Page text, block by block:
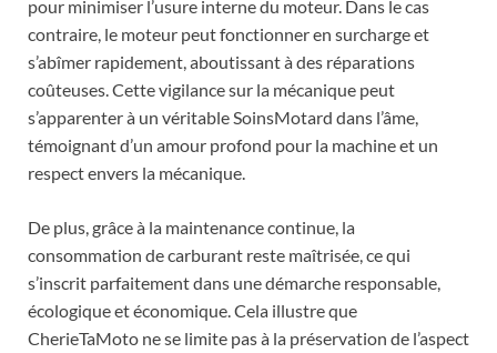
pour minimiser l’usure interne du moteur. Dans le cas
contraire, le moteur peut fonctionner en surcharge et
s’abîmer rapidement, aboutissant à des réparations
coûteuses. Cette vigilance sur la mécanique peut
s’apparenter à un véritable SoinsMotard dans l’âme,
témoignant d’un amour profond pour la machine et un
respect envers la mécanique.
De plus, grâce à la maintenance continue, la
consommation de carburant reste maîtrisée, ce qui
s’inscrit parfaitement dans une démarche responsable,
écologique et économique. Cela illustre que
CherieTaMoto ne se limite pas à la préservation de l’aspect